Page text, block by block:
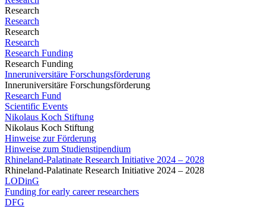
Research
Research
Research
Research
Research Funding
Research Funding
Inneruniversitäre Forschungsförderung
Inneruniversitäre Forschungsförderung
Research Fund
Scientific Events
Nikolaus Koch Stiftung
Nikolaus Koch Stiftung
Hinweise zur Förderung
Hinweise zum Studienstipendium
Rhineland-Palatinate Research Initiative 2024 – 2028
Rhineland-Palatinate Research Initiative 2024 – 2028
LODinG
Funding for early career researchers
DFG